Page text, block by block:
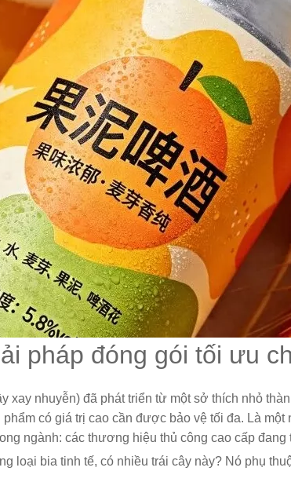
pháp đóng gói tối ưu
xay nhuyễn) đã phát triển từ một sở thích nhỏ
có giá trị cao cần được bảo vệ tối đa. Là
ngành: các thương hiệu thủ công cao cấp
loại bia tinh tế, có nhiều trái cây này? Nó phụ